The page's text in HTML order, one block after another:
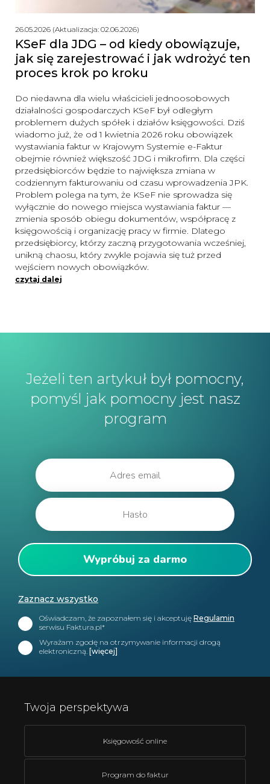
26.05.2026 (Aktualizacja: 02.06.2026)
KSeF dla JDG – od kiedy obowiązuje,
jak się zarejestrować i jak wdrożyć ten
proces krok po kroku
Do niedawna dla wielu właścicieli jednoosobowych
działalności gospodarczych KSeF był odległym
problemem dużych spółek i działów księgowości. Dziś
wiadomo już, że od 1 kwietnia 2026 roku obowiązek
wystawiania faktur w Krajowym Systemie e-Faktur
obejmie również większość JDG i mikrofirm. Dla części
przedsiębiorców będzie to największa zmiana w
codziennym fakturowaniu od czasu wprowadzenia JPK.
Problem polega na tym, że KSeF nie sprowadza się
wyłącznie do nowego miejsca wystawiania faktur —
zmienia sposób obiegu dokumentów, współpracę z
księgowością i organizację pracy w firmie. Dlatego
przedsiębiorcy, którzy zaczną przygotowania wcześniej,
unikną chaosu, który zwykle pojawia się tuż przed
wejściem nowych obowiązków.
czytaj dalej
Jeżeli ten artykuł był pomocny,
pomyśl jak pomocny jest nasz
program
Zaznacz wszystko
Oświadczam, że zapoznałem się i akceptuję Regulamin
serwisu Faktura.pl*
Wyrażam zgodę na otrzymywanie informacji drogą
elektroniczną. [więcej]
Twoja perspektywa
Księgowość online
Program do faktur